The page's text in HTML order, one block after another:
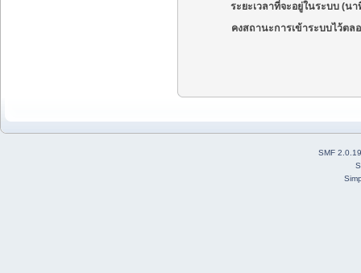
ระยะเวลาที่จะอยู่ในระบบ (นา
คงสถานะการเข้าระบบไว้ตล
SMF 2.0.19